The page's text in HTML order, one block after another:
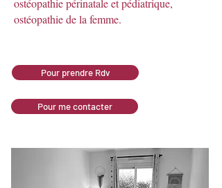
ostéopathie périnatale et pédiatrique,
ostéopathie de la femme.
Pour prendre Rdv
Pour me contacter